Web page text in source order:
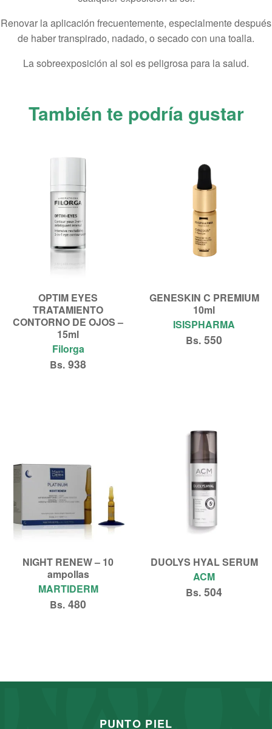
Renovar la aplicación frecuentemente, especialmente después
de haber transpirado, nadado, o secado con una toalla.
La sobreexposición al sol es peligrosa para la salud.
También te podría gustar
OPTIM EYES
TRATAMIENTO
CONTORNO DE OJOS –
15ml
Filorga
Bs. 938
GENESKIN C PREMIUM
10ml
ISISPHARMA
Bs. 550
NIGHT RENEW – 10
ampollas
MARTIDERM
Bs. 480
DUOLYS HYAL SERUM
ACM
Bs. 504
PUNTO PIEL